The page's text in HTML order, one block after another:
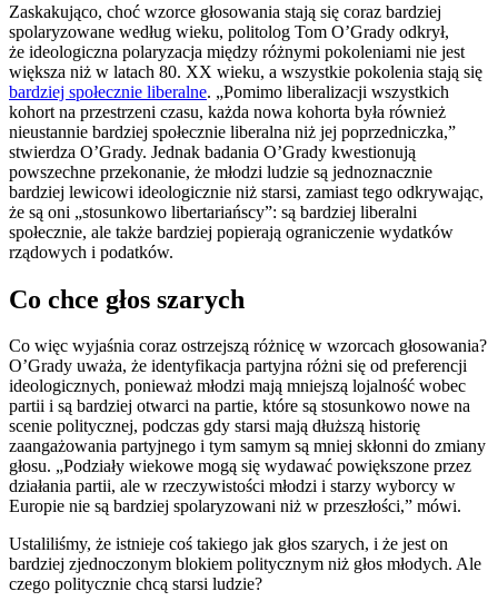
Zaskakująco, choć wzorce głosowania stają się coraz bardziej
spolaryzowane według wieku, politolog Tom O’Grady odkrył,
że ideologiczna polaryzacja między różnymi pokoleniami nie jest
większa niż w latach 80. XX wieku, a wszystkie pokolenia stają się
bardziej społecznie liberalne. „Pomimo liberalizacji wszystkich
kohort na przestrzeni czasu, każda nowa kohorta była również
nieustannie bardziej społecznie liberalna niż jej poprzedniczka,”
stwierdza O’Grady. Jednak badania O’Grady kwestionują
powszechne przekonanie, że młodzi ludzie są jednoznacznie
bardziej lewicowi ideologicznie niż starsi, zamiast tego odkrywając,
że są oni „stosunkowo libertariańscy”: są bardziej liberalni
społecznie, ale także bardziej popierają ograniczenie wydatków
rządowych i podatków.
Co chce głos szarych
Co więc wyjaśnia coraz ostrzejszą różnicę w wzorcach głosowania?
O’Grady uważa, że identyfikacja partyjna różni się od preferencji
ideologicznych, ponieważ młodzi mają mniejszą lojalność wobec
partii i są bardziej otwarci na partie, które są stosunkowo nowe na
scenie politycznej, podczas gdy starsi mają dłuższą historię
zaangażowania partyjnego i tym samym są mniej skłonni do zmiany
głosu. „Podziały wiekowe mogą się wydawać powiększone przez
działania partii, ale w rzeczywistości młodzi i starzy wyborcy w
Europie nie są bardziej spolaryzowani niż w przeszłości,” mówi.
Ustaliliśmy, że istnieje coś takiego jak głos szarych, i że jest on
bardziej zjednoczonym blokiem politycznym niż głos młodych. Ale
czego politycznie chcą starsi ludzie?